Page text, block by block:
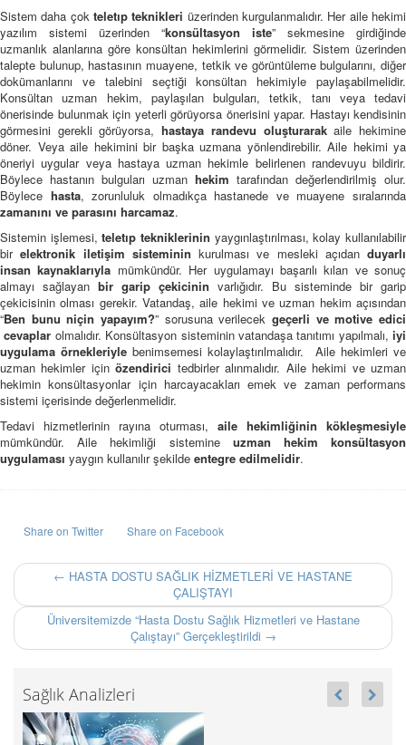
Sistem daha çok teletıp teknikleri üzerinden kurgulanmalıdır. Her aile hekimi
yazılım sistemi üzerinden “konsültasyon iste” sekmesine girdiğinde
uzmanlık alanlarına göre konsültan hekimlerini görmelidir. Sistem üzerinden
talepte bulunup, hastasının muayene, tetkik ve görüntüleme bulgularını, diğer
dokümanlarını ve talebini seçtiği konsültan hekimiyle paylaşabilmelidir.
Konsültan uzman hekim, paylaşılan bulguları, tetkik, tanı veya tedavi
önerisinde bulunmak için yeterli görüyorsa önerisini yapar. Hastayı kendisinin
görmesini gerekli görüyorsa,hastaya randevu oluşturarakaile hekimine
döner. Veya aile hekimini bir başka uzmana yönlendirebilir. Aile hekimi ya
öneriyi uygular veya hastaya uzman hekimle belirlenen randevuyu bildirir.
Böylece hastanın bulguları uzman hekim tarafından değerlendirilmiş olur.
Böylece hasta, zorunluluk olmadıkça hastanede ve muayene sıralarında
zamanını ve parasını harcamaz.
Sistemin işlemesi,teletıp tekniklerinin yaygınlaştırılması, kolay kullanılabilir
birelektronik iletişim sisteminin kurulması ve mesleki açıdan duyarlı
insan kaynaklarıyla mümkündür. Her uygulamayı başarılı kılan ve sonuç
almayı sağlayan bir garip çekicinin varlığıdır. Bu sisteminde bir garip
çekicisinin olması gerekir. Vatandaş, aile hekimi ve uzman hekim açısından
“Ben bunu niçin yapayım?” sorusuna verilecek geçerli ve motive edici
cevaplar olmalıdır. Konsültasyon sisteminin vatandaşa tanıtımı yapılmalı, iyi
uygulama örnekleriyle benimsemesi kolaylaştırılmalıdır. Aile hekimleri ve
uzman hekimler içinözendirici tedbirler alınmalıdır. Aile hekimi ve uzman
hekimin konsültasyonlar için harcayacakları emek ve zaman performans
sistemi içerisinde değerlenmelidir.
Tedavi hizmetlerinin rayına oturması, aile hekimliğinin kökleşmesiyle
mümkündür. Aile hekimliği sistemine uzman hekim konsültasyon
uygulaması yaygın kullanılır şekilde entegre edilmelidir.
Share on Twitter Share on Facebook
← HASTA DOSTU SAĞLIK HİZMETLERİ VE HASTANE
ÇALIŞTAYI
Üniversitemizde “Hasta Dostu Sağlık Hizmetleri ve Hastane
Çalıştayı” Gerçekleştirildi →
Sağlık Analizleri